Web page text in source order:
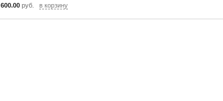
600.00 руб. в корзину